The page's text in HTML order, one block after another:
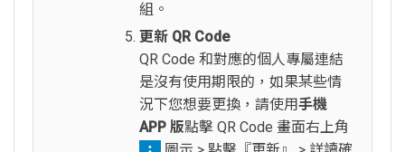
組。
更新 QR Code
QR Code 和對應的個人專屬連結
是沒有使用期限的，如果某些情
況下您想要更換，請使用手機
APP 版點擊 QR Code 畫面右上角